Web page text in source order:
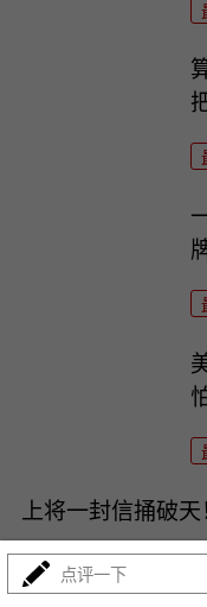
上将一封信捅破
点评一下